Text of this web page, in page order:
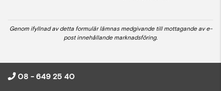
Genom ifyllnad av detta formulär lämnas medgivande till mottagande av e-
post innehållande marknadsföring.
08 - 649 25 40